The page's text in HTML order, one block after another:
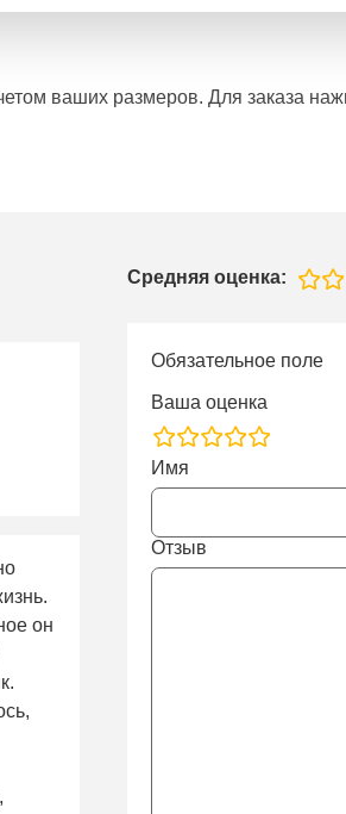
ваших размеров. Для заказа
Средняя оценка:
он
Обязательное поле
Ваша оценка
rating
fields
Имя
Отзыв